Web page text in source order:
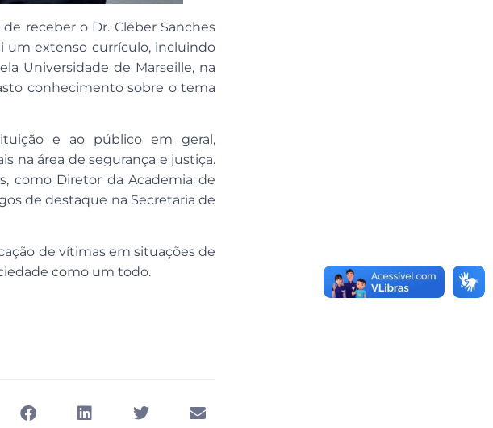
receber o Dr. Cléber Sanches
um extenso currículo, incluindo
Universidade de Marseille, na
conhecimento sobre o tema
e ao público em geral,
na área de segurança e justiça.
como Diretor da Academia de
de destaque na Secretaria de
de vítimas em situações de
como um todo.